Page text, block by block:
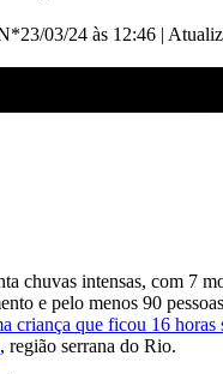
23/03/24 às 12:46 |
chuvas intensas, com 7
e pelo menos 90
criança que ficou 16 horas
, região serrana do Rio.